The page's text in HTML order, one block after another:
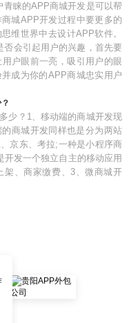
睐的APP商城开发是可以帮
城APP开发过程中要更多的
维世界中去设计APP软件。
否会引起用户的兴趣，首先要
户眼前一亮，吸引用户的眼
成为你的APP商城忠实用户
少？1、移动端的商城开发现
商城开发同样也是分为两站
京东、考拉;一种是小程序商
发一个独立自主的移动应用
架、商家缴费、3、微商城开